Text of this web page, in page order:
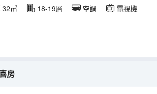
32㎡ 18-19層 空調 電視機
房